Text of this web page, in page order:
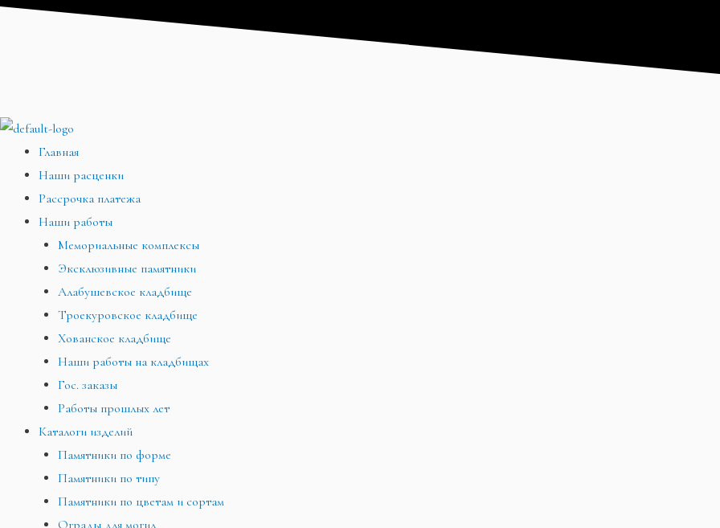
Перейти
Меню
Главная
Наши расценки
Рассрочка платежа
Наши работы
Мемориальные комплексы
Эксклюзивные памятники
Алабушевское кладбище
Троекуровское кладбище
Хованское кладбище
Наши работы на кладбищах
Гос. заказы
Работы прошлых лет
Каталоги изделий
Памятники по форме
Памятники по типу
Памятники по цветам и сортам
Ограды для могил
Меню
Меню